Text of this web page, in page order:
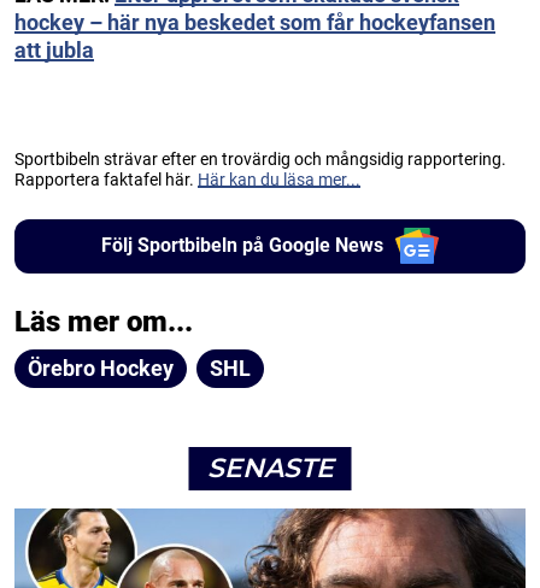
hockey – här nya beskedet som får hockeyfansen
att jubla
Sportbibeln strävar efter en trovärdig och mångsidig rapportering.
Rapportera faktafel här. Här kan du läsa mer...
Följ Sportbibeln på Google News
Läs mer om...
Örebro Hockey SHL
SENASTE